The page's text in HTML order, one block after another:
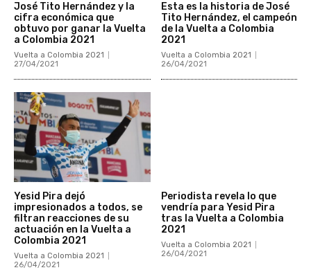
José Tito Hernández y la
cifra económica que
obtuvo por ganar la Vuelta
a Colombia 2021
Vuelta a Colombia 2021
27/04/2021
Esta es la historia de José
Tito Hernández, el campeón
de la Vuelta a Colombia
2021
Vuelta a Colombia 2021
26/04/2021
Yesid Pira dejó
impresionados a todos, se
filtran reacciones de su
actuación en la Vuelta a
Colombia 2021
Vuelta a Colombia 2021
26/04/2021
Periodista revela lo que
vendría para Yesid Pira
tras la Vuelta a Colombia
2021
Vuelta a Colombia 2021
26/04/2021